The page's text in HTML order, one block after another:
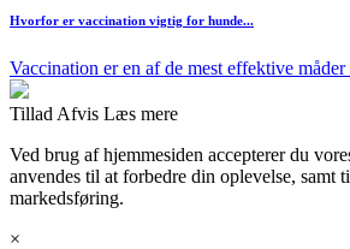
Hvorfor er vaccination vigtig for hunde...
Vaccination er en af de mest effektive måder
Tillad Afvis Læs mere
Ved brug af hjemmesiden accepterer du
anvendes til at forbedre din oplevelse, samt
markedsføring.
×